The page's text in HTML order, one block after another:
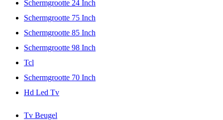
Schermgrootte 24 Inch
Schermgrootte 75 Inch
Schermgrootte 85 Inch
Schermgrootte 98 Inch
Tcl
Schermgrootte 70 Inch
Hd Led Tv
Tv Beugel